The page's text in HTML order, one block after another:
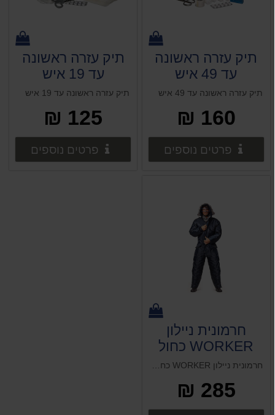
תיק עזרה ראשונה
עד 49 איש
תיק עזרה ראשונה עד 49 איש
160 ₪
פרטים נוספים פרטים נוספים
תיק עזרה ראשונה
עד 19 איש
תיק עזרה ראשונה עד 19 איש
125 ₪
פרטים נוספים
חרמונית ניילון
WORKER כחול
מידה L
285 ₪